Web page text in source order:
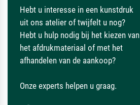
Hebt u interesse in een kunstdruk
uit ons atelier of twijfelt u nog?
Hebt u hulp nodig bij het kiezen van
het afdrukmateriaal of met het
afhandelen van de aankoop?
Onze experts helpen u graag.